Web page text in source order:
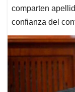
comparten
confianza del